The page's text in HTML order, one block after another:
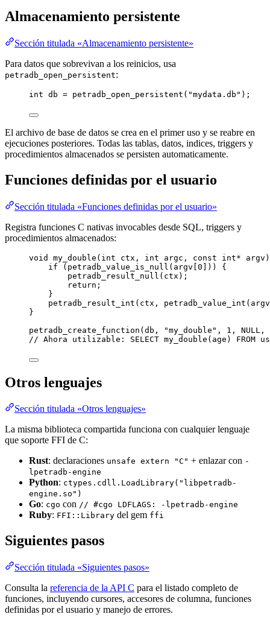
Almacenamiento persistente
Sección titulada «Almacenamiento persistente»
Para datos que sobrevivan a los reinicios, usa
petradb_open_persistent:
int db = petradb_open_persistent ( "mydata.db " );
El archivo de base de datos se crea en el primer uso y se reabre en
ejecuciones posteriores. Todas las tablas, datos, indices, triggers y
procedimientos almacenados se persisten automaticamente.
Funciones definidas por el usuario
Sección titulada «Funciones definidas por el usuario»
Registra funciones C nativas invocables desde SQL, triggers y
procedimientos almacenados:
void my_double ( int ctx , int argc , const int* argv
if ( petradb_value_is_null( argv [0 ]) ) {
petradb_result_null(ctx) ;
return ;
}
petradb_result_int(ctx, petradb_value_int( argv
}
petradb_create_function (db, "my_double " , 1 , NULL ,
// Ahora utilizable: SELECT my_double(age) FROM
Otros lenguajes
Sección titulada «Otros lenguajes»
La misma biblioteca compartida funciona con cualquier lenguaje
que soporte FFI de C:
Rust: declaraciones unsafe extern "C" + enlazar con -
lpetradb-engine
Python: ctypes.cdll.LoadLibrary("libpetradb-
engine.so")
Go: cgo con // #cgo LDFLAGS: -lpetradb-engine
Ruby: FFI::Library del gem ffi
Siguientes pasos
Sección titulada «Siguientes pasos»
Consulta la referencia de la API C para el listado completo de
funciones, incluyendo cursores, accesores de columna, funciones
definidas por el usuario y manejo de errores.